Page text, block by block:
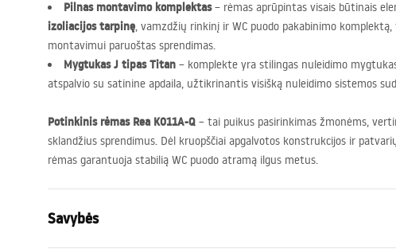
Pilnas montavimo komplektas– rėmas aprūpintas visais būtinais
izoliacijos tarpinę, vamzdžių rinkinį ir WC puodo pakabinimo
montavimui paruoštas sprendimas.
Mygtukas J tipas Titan – komplekte yra stilingas nuleidimo
atspalvio su satinine apdaila, užtikrinantis visišką nuleidimo sistemos
Potinkinis rėmas Rea K011A-Q – tai puikus pasirinkimas žmonėms,
sklandžius sprendimus. Dėl kruopščiai apgalvotos konstrukcijos ir
rėmas garantuoja stabilią WC puodo atramą ilgus metus.
Savybės